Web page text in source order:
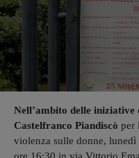
Nell’ambito delle
Castelfranco Piandiscò per
violenza sulle donne,